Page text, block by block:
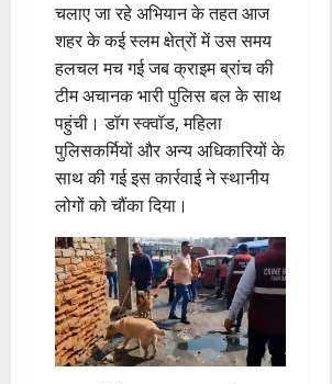
चलाए जा रहे अभियान के तहत आज
शहर के कई स्लम क्षेत्रों में उस समय
हलचल मच गई जब क्राइम ब्रांच की
टीम अचानक भारी पुलिस बल के साथ
पहुंची। डॉग स्क्वॉड, महिला
पुलिसकर्मियों और अन्य अधिकारियों के
साथ की गई इस कार्रवाई ने स्थानीय
लोगों को चौंका दिया।